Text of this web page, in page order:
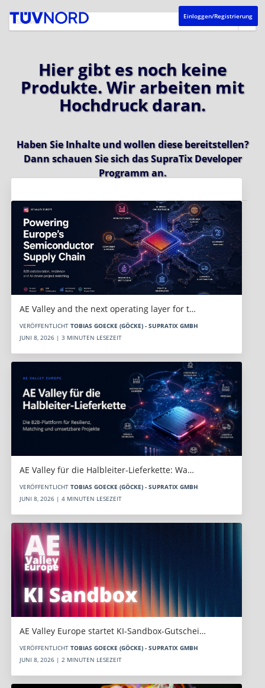
Einloggen/Registrierung
Hier gibt es noch keine
Produkte. Wir arbeiten mit
Hochdruck daran.
Haben Sie Inhalte und wollen diese bereitstellen?
Dann schauen Sie sich dasSupraTix Developer
Programman.
AE Valley and the next operating layer for t…
VERÖFFENTLICHT TOBIAS GOECKE (GÖCKE) - SUPRATIX GMBH
JUNI 8, 2026 | 3 MINUTEN LESEZEIT
AE Valley für die Halbleiter-Lieferkette: Wa…
VERÖFFENTLICHT TOBIAS GOECKE (GÖCKE) - SUPRATIX GMBH
JUNI 8, 2026 | 4 MINUTEN LESEZEIT
AE Valley Europe startet KI-Sandbox-Gutschei…
VERÖFFENTLICHT TOBIAS GOECKE (GÖCKE) - SUPRATIX GMBH
JUNI 8, 2026 | 2 MINUTEN LESEZEIT